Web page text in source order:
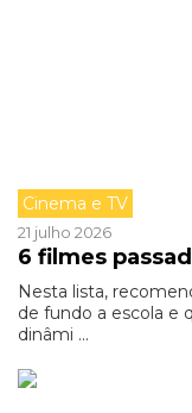
Cinema e TV
21 julho 2026
6 filmes
Nesta lista,
de fundo a escola e
dinâmi ...